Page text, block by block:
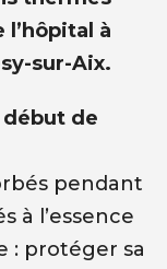
à
sur-Aix.
début de
pendant
à l’essence
: protéger sa